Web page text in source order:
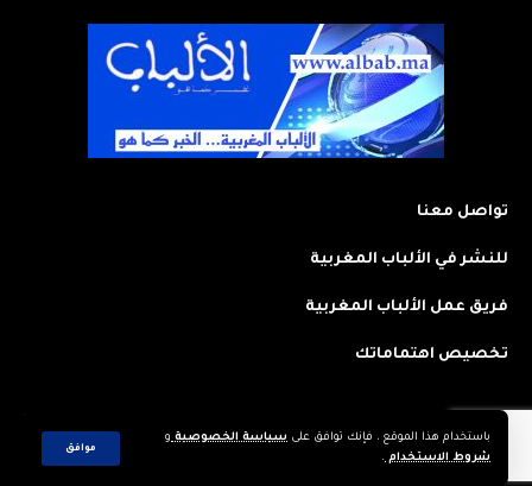
باستخدام هذا الموقع ، فإنك توافق على سياسة الخصوصية و
شروط الاستخدام .
موافق
تواصل معنا
للنشر في الألباب المغربية
فريق عمل الألباب المغربية
تخصيص اهتماماتك
2023 © جميع الحقوق محفوظة لجريدة: الألباب المغربية. تم تصميمه وتطويره